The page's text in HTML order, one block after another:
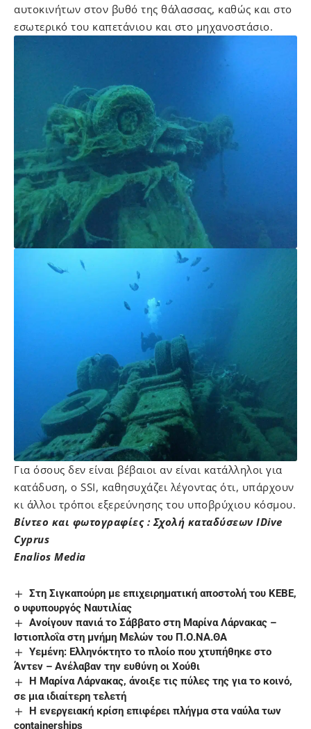
αυτοκινήτων στον βυθό της θάλασσας, καθώς και στο
εσωτερικό του καπετάνιου και στο μηχανοστάσιο.
Για όσους δεν είναι βέβαιοι αν είναι κατάλληλοι για
κατάδυση, ο SSI, καθησυχάζει λέγοντας ότι, υπάρχουν
κι άλλοι τρόποι εξερεύνησης του υποβρύχιου κόσμου.
Βίντεο και φωτογραφίες : Σχολή καταδύσεων IDive
Cyprus
Enalios Media
Στη Σιγκαπούρη με επιχειρηματική αποστολή του ΚΕΒΕ,
ο υφυπουργός Ναυτιλίας
Aνοίγουν πανιά το Σάββατο στη Μαρίνα Λάρνακας –
Ιστιοπλοΐα στη μνήμη Μελών του Π.Ο.ΝΑ.ΘΑ
Υεμένη: Ελληνόκτητο το πλοίο που χτυπήθηκε στο
Άντεν – Ανέλαβαν την ευθύνη οι Χούθι
Η Μαρίνα Λάρνακας, άνοιξε τις πύλες της για το κοινό,
σε μια ιδιαίτερη τελετή
H ενεργειακή κρίση επιφέρει πλήγμα στα ναύλα των
containerships